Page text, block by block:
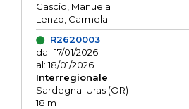
Cascio, Manuela
Lenzo, Carmela
R2620003
dal: 17/01/2026
al: 18/01/2026
Interregionale
Sardegna: Uras (OR)
18 m